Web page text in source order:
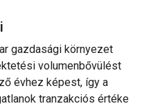
gazdasági környezet
volumenbővülést
évhez képest, így a
tranzakciós értéke